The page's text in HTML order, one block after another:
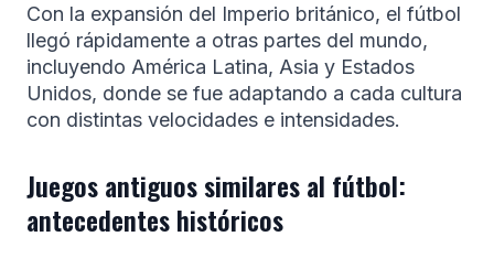
Con la expansión del Imperio británico, el fútbol
llegó rápidamente a otras partes del mundo,
incluyendo América Latina, Asia y Estados
Unidos, donde se fue adaptando a cada cultura
con distintas velocidades e intensidades.
Juegos antiguos similares al fútbol:
antecedentes históricos